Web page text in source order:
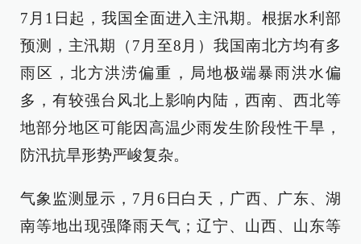
7月1日起，我国全面进入主汛期。根据水利部
预测，主汛期（7月至8月）我国南北方均有多
雨区，北方洪涝偏重，局地极端暴雨洪水偏
多，有较强台风北上影响内陆，西南、西北等
地部分地区可能因高温少雨发生阶段性干旱，
防汛抗旱形势严峻复杂。
气象监测显示，7月6日白天，广西、广东、湖
南等地出现强降雨天气；辽宁、山西、山东等